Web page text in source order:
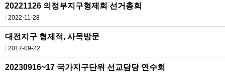
20221126 의정부지구형제회 선거총회
2022-11-28
대전지구 형제적, 사목방문
2017-09-22
20230916~17 국가지구단위 선교담당 연수회